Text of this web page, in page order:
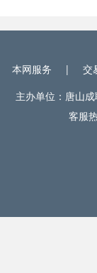
本网服务 |
交
主办单位：唐山
客服